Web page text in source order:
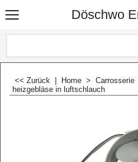
Döschwo
<< Zurück Home > Carrosserie
heizgebläse in luftschlauch